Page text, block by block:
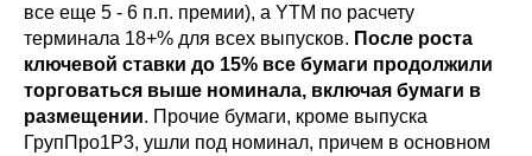
все еще 5 - 6 п.п. премии), а YTM по расчету
терминала 18+% для всех выпусков. После роста
ключевой ставки до 15% все бумаги продолжили
торговаться выше номинала, включая бумаги в
размещении. Прочие бумаги, кроме выпуска
ГрупПро1Р3, ушли под номинал, причем в основном